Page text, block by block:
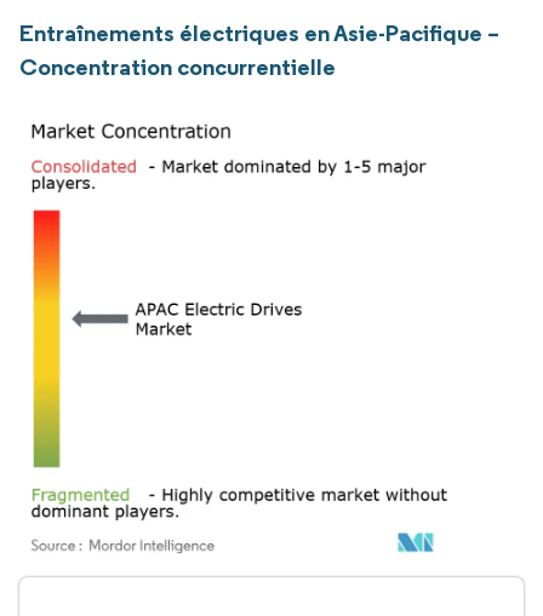
Entraînements électriques en Asie-Pacifique –
Concentration concurrentielle